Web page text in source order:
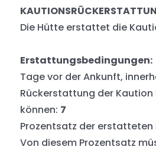
Die Hütte erstattet die
Erstattungsbedingungen:
Tage vor der Ankunft,
Rückerstattung der
können: 7
Prozentsatz der
Von diesem Prozentsatz